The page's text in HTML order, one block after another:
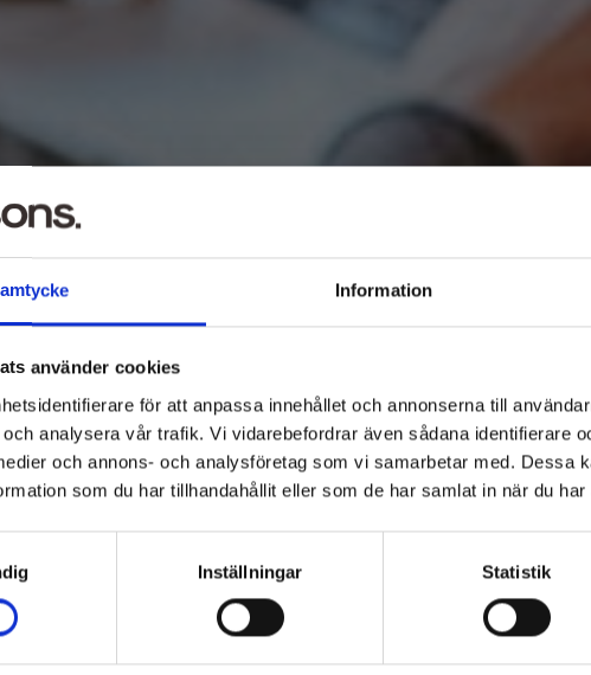
Information
använder cookies
för att anpassa innehållet och annonserna till
analysera vår trafik. Vi vidarebefordrar även sådana identifierare
och annons- och analysföretag som vi samarbetar med. Dessa
som du har tillhandahållit eller som de har samlat in när du
Inställningar Statistik